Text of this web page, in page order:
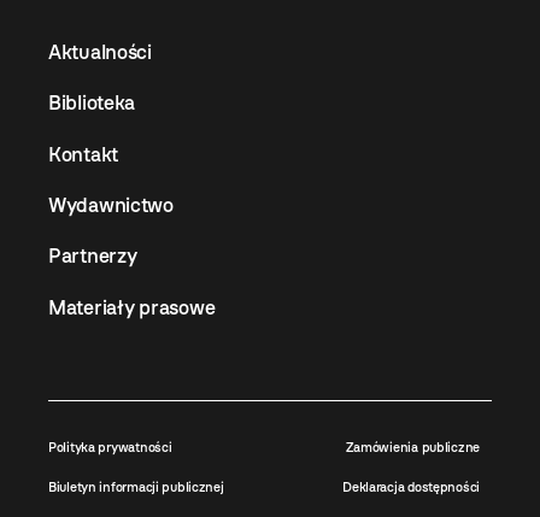
Aktualności
Biblioteka
Kontakt
Wydawnictwo
Partnerzy
Materiały prasowe
Polityka prywatności Zamówienia publiczne
Biuletyn informacji publicznej Deklaracja dostępności